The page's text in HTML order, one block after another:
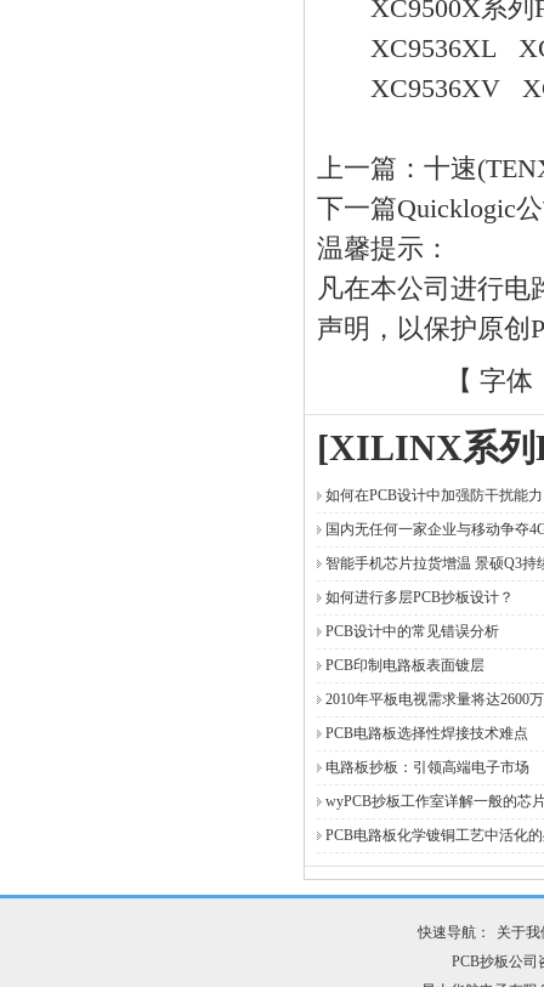
XC9500X系列
XC9536XL
XC9536XV
上一篇： 十速
下一篇Quicklogic
温馨提示：
凡在本公司进行电
声明，以保护原创
【 字体
[XILINX系列
如何在PCB设计中加强防干扰能力
国内无任何一家企业与移动争夺
智能手机芯片拉货增温 景硕Q3持
如何进行多层PCB抄板设计？
PCB设计中的常见错误分析
PCB印制电路板表面镀层
2010年平板电视需求量将达2600
PCB电路板选择性焊接技术难点
电路板抄板：引领高端电子市场
wyPCB抄板工作室详解一般的芯
PCB电路板化学镀铜工艺中活化
快速导航：
关于我
PCB抄板公司